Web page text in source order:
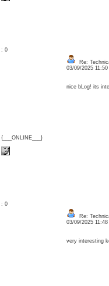
: 0
{___ONLINE___}
Re:
03/09/2025
nice bLog! its
: 0
Re:
03/09/2025
very interesting